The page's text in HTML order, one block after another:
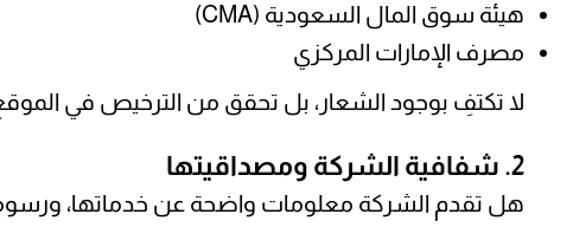
هيئة سوق المال السعودية (CMA)
مصرف الإمارات المركزي
لا تكتفِ بوجود الشعار، بل تحقق من الترخيص في الموقع
2. شفافية الشركة ومصداقيتها
هل تقدم الشركة معلومات واضحة عن خدماتها،